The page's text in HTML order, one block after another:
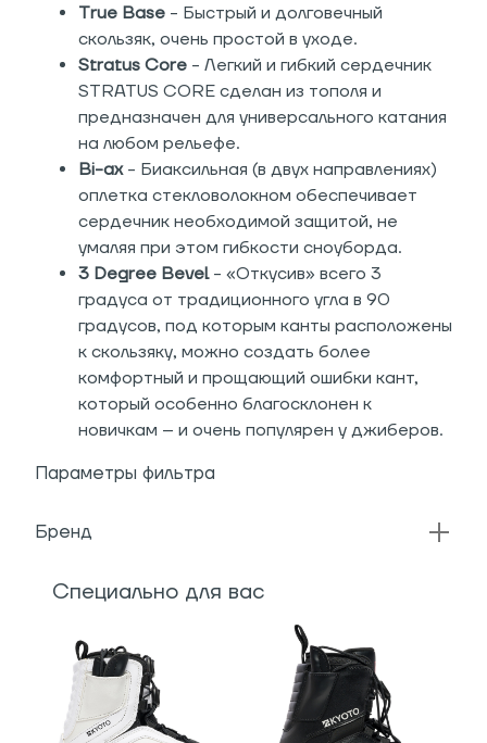
True Base - Быстрый и долговечный
скользяк, очень простой в уходе.
Stratus Core - Легкий и гибкий сердечник
STRATUS CORE сделан из тополя и
предназначен для универсального катания
на любом рельефе.
Bi-ax- Биаксильная (в двух направлениях)
оплетка стекловолокном обеспечивает
сердечник необходимой защитой, не
умаляя при этом гибкости сноуборда.
3 Degree Bevel- «Откусив» всего 3
градуса от традиционного угла в 90
градусов, под которым канты расположены
к скользяку, можно создать более
комфортный и прощающий ошибки кант,
который особенно благосклонен к
новичкам – и очень популярен у джиберов.
Параметры фильтра
Бренд
Специально для вас